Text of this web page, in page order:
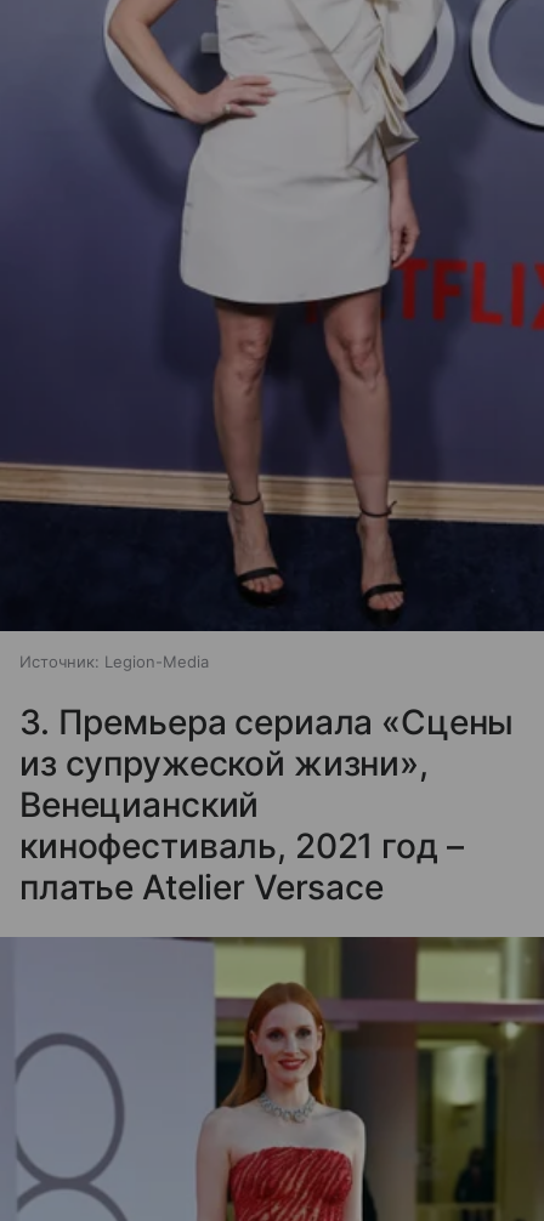
Источник: Legion-Media
3. Премьера сериала «Сцены
из супружеской жизни»,
Венецианский
кинофестиваль, 2021 год –
платье Atelier Versace